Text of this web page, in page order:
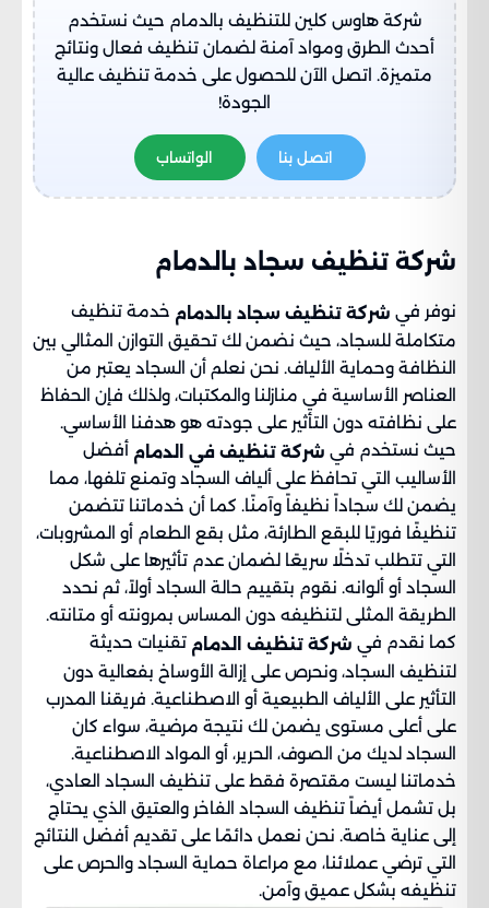
شركة هاوس كلين للتنظيف بالدمام حيث نستخدم
أحدث الطرق ومواد آمنة لضمان تنظيف فعال ونتائج
متميزة. اتصل الآن للحصول على خدمة تنظيف عالية
الجودة!
اتصل بنا الواتساب
شركة تنظيف سجاد بالدمام​
نوفر في شركة تنظيف سجاد بالدمام خدمة تنظيف
متكاملة للسجاد، حيث نضمن لك تحقيق التوازن المثالي بين
النظافة وحماية الألياف. نحن نعلم أن السجاد يعتبر من
العناصر الأساسية في منازلنا والمكتبات، ولذلك فإن الحفاظ
على نظافته دون التأثير على جودته هو هدفنا الأساسي.
حيث نستخدم في شركة تنظيف في الدمام أفضل
الأساليب التي تحافظ على ألياف السجاد وتمنع تلفها، مما
يضمن لك سجاداً نظيفاً وآمنًا. كما أن خدماتنا تتضمن
تنظيفًا فوريًا للبقع الطارئة، مثل بقع الطعام أو المشروبات،
التي تتطلب تدخلًا سريعًا لضمان عدم تأثيرها على شكل
السجاد أو ألوانه. نقوم بتقييم حالة السجاد أولاً، ثم نحدد
الطريقة المثلى لتنظيفه دون المساس بمرونته أو متانته.
كما نقدم في شركة تنظيف الدمام تقنيات حديثة
لتنظيف السجاد، ونحرص على إزالة الأوساخ بفعالية دون
التأثير على الألياف الطبيعية أو الاصطناعية. فريقنا المدرب
على أعلى مستوى يضمن لك نتيجة مرضية، سواء كان
السجاد لديك من الصوف، الحرير، أو المواد الاصطناعية.
خدماتنا ليست مقتصرة فقط على تنظيف السجاد العادي،
بل تشمل أيضاً تنظيف السجاد الفاخر والعتيق الذي يحتاج
إلى عناية خاصة. نحن نعمل دائمًا على تقديم أفضل النتائج
التي ترضي عملائنا، مع مراعاة حماية السجاد والحرص على
تنظيفه بشكل عميق وآمن.